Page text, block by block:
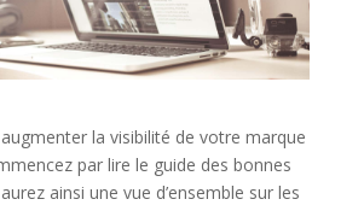
la visibilité de votre marque
par lire le guide des bonnes
ainsi une vue d’ensemble sur les